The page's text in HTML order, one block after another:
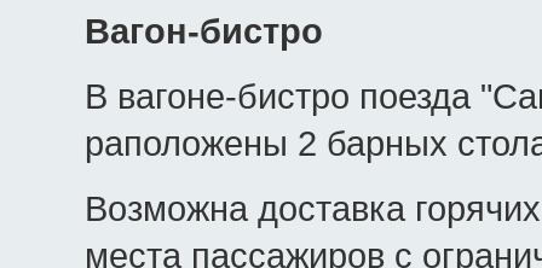
Вагон-бистро
В вагоне-бистро поезда
раположены 2 барных
Возможна доставка
места пассажиров с